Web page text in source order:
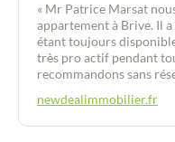
« Mr Patrice Marsat
appartement à Brive. Il
étant toujours
très pro actif pendant
recommandons sans
newdealimmobilier.fr